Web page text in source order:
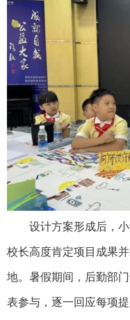
设计方案形成后，小
校长高度肯定项目成果
地。暑假期间，后勤部
表参与，逐一回应每项